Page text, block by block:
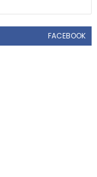
FACEBOOK